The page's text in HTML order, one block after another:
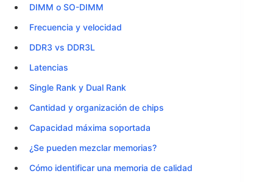
DIMM o SO-DIMM
Frecuencia y velocidad
DDR3 vs DDR3L
Latencias
Single Rank y Dual Rank
Cantidad y organización de chips
Capacidad máxima soportada
¿Se pueden mezclar memorias?
Cómo identificar una memoria de calidad